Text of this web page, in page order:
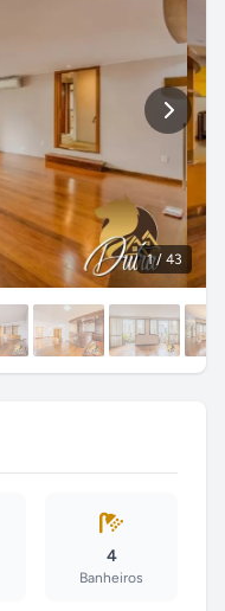
1/ 43
4
Banheiros